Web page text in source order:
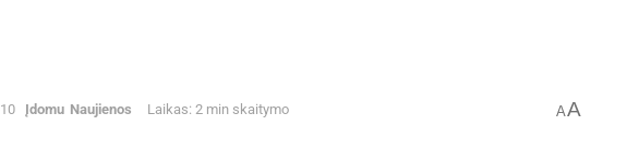
Įdomu Naujienos Laikas: 2 min skaitymo AA